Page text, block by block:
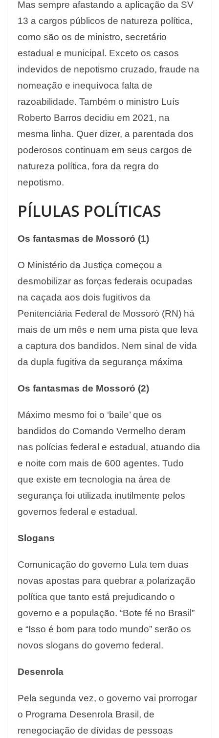
Mas sempre afastando a aplicação da SV
13 a cargos públicos de natureza política,
como são os de ministro, secretário
estadual e municipal. Exceto os casos
indevidos de nepotismo cruzado, fraude na
nomeação e inequívoca falta de
razoabilidade. Também o ministro Luís
Roberto Barros decidiu em 2021, na
mesma linha. Quer dizer, a parentada dos
poderosos continuam em seus cargos de
natureza política, fora da regra do
nepotismo.
PÍLULAS POLÍTICAS
Os fantasmas de Mossoró (1)
O Ministério da Justiça começou a
desmobilizar as forças federais ocupadas
na caçada aos dois fugitivos da
Penitenciária Federal de Mossoró (RN) há
mais de um mês e nem uma pista que leva
a captura dos bandidos. Nem sinal de vida
da dupla fugitiva da segurança máxima
Os fantasmas de Mossoró (2)
Máximo mesmo foi o ‘baile’ que os
bandidos do Comando Vermelho deram
nas polícias federal e estadual, atuando dia
e noite com mais de 600 agentes. Tudo
que existe em tecnologia na área de
segurança foi utilizada inutilmente pelos
governos federal e estadual.
Slogans
Comunicação do governo Lula tem duas
novas apostas para quebrar a polarização
política que tanto está prejudicando o
governo e a população. “Bote fé no Brasil”
e “Isso é bom para todo mundo” serão os
novos slogans do governo federal.
Desenrola
Pela segunda vez, o governo vai prorrogar
o Programa Desenrola Brasil, de
renegociação de dívidas de pessoas